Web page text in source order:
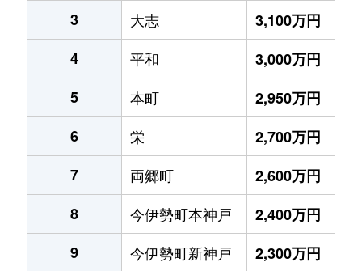
3
大志
3,100万円
4
平和
3,000万円
5
本町
2,950万円
6
栄
2,700万円
7
両郷町
2,600万円
8
今伊勢町本神戸
2,400万円
9
今伊勢町新神戸
2,300万円